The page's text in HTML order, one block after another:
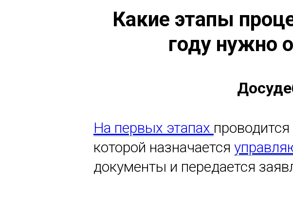
Какие этапы
году нужно
На первых этапах
которой назначается
документы и передается